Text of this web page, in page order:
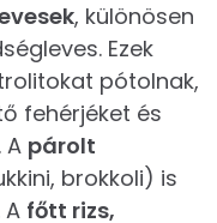
, különösen
Ezek
pótolnak,
fehérjéket és
A párolt
brokkoli) is
főtt rizs,